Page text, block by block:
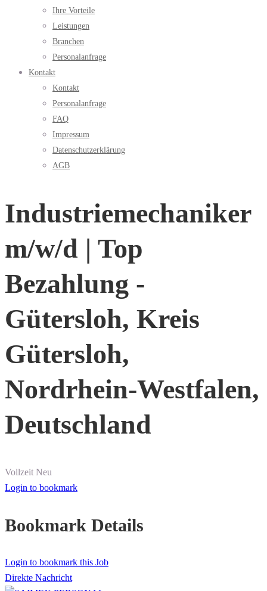
Ihre Vorteile
Leistungen
Branchen
Personalanfrage
Kontakt
Kontakt
Personalanfrage
FAQ
Impressum
Datenschutzerklärung
AGB
Industriemechaniker
m/w/d | Top
Bezahlung -
Gütersloh, Kreis
Gütersloh,
Nordrhein-Westfalen,
Deutschland
Vollzeit Neu
Login to bookmark
Bookmark Details
Login to bookmark this Job
Direkte Nachricht